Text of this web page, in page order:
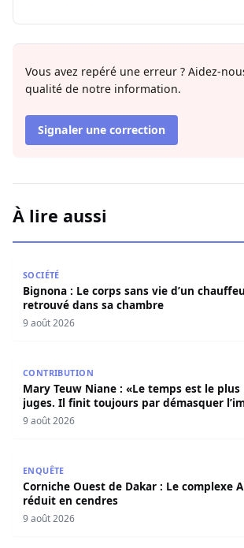
Vous avez repéré une erreur ? Aidez-
qualité de notre information.
Signaler une correction
À lire aussi
SOCIÉTÉ
Bignona : Le corps sans vie d’un
retrouvé dans sa chambre
9 août 2026
CONTRIBUTION
Mary Teuw Niane : «Le temps est le
juges. Il finit toujours par démasquer
9 août 2026
ENQUÊTE
Corniche Ouest de Dakar : Le complexe
réduit en cendres
9 août 2026